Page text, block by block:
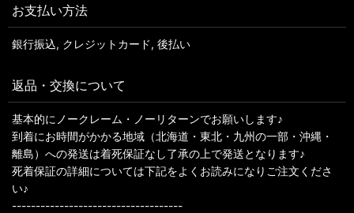
お支払い方法
銀行振込, クレジットカード, 後払い
返品・交換について
基本的にノークレーム・ノーリターンでお願いします♪
到着にお時間がかかる地域（北海道・東北・九州の一部・沖縄・
離島）への発送は着死保証なし了承の上で発送となります♪
死着保証の詳細については下記をよくお読みになりご注文くださ
い♪
------------------------------------